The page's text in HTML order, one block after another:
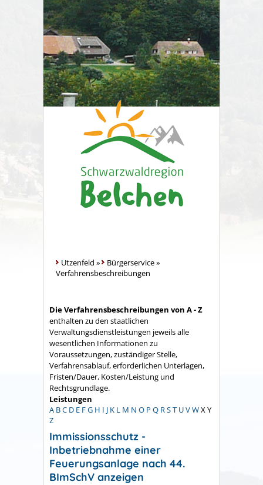
Utzenfeld » Bürgerservice»
Verfahrensbeschreibungen
Die Verfahrensbeschreibungen von A - Z
enthalten zu den staatlichen
Verwaltungsdienstleistungen jeweils alle
wesentlichen Informationen zu
Voraussetzungen, zuständiger Stelle,
Verfahrensablauf, erforderlichen Unterlagen,
Fristen/Dauer, Kosten/Leistung und
Rechtsgrundlage.
Leistungen
A BC D E FG H I J K L M N O P Q RST UVWX Y
Z
Immissionsschutz -
Inbetriebnahme einer
Feuerungsanlage nach 44.
BImSchV anzeigen